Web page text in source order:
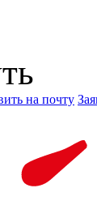
на почту